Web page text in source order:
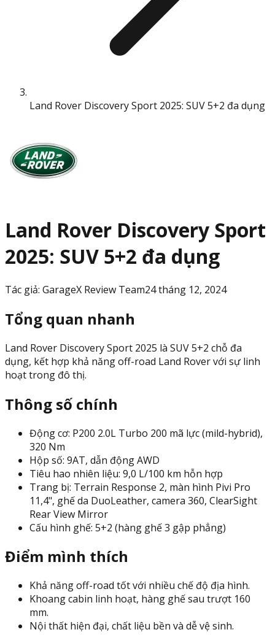
Land Rover Discovery Sport 2025: SUV 5+2 đa dụng
Land Rover Discovery Sport
2025: SUV 5+2 đa dụng
Tác giả: GarageX Review Team24 tháng 12, 2024
Tổng quan nhanh
Land Rover Discovery Sport 2025 là SUV 5+2 chỗ đa
dụng, kết hợp khả năng off-road Land Rover với sự linh
hoạt trong đô thị.
Thông số chính
Động cơ: P200 2.0L Turbo 200 mã lực (mild-hybrid),
320 Nm
Hộp số: 9AT, dẫn động AWD
Tiêu hao nhiên liệu: 9,0 L/100 km hỗn hợp
Trang bị: Terrain Response 2, màn hình Pivi Pro
11,4", ghế da DuoLeather, camera 360, ClearSight
Rear View Mirror
Cấu hình ghế: 5+2 (hàng ghế 3 gập phẳng)
Điểm mình thích
Khả năng off-road tốt với nhiều chế độ địa hình.
Khoang cabin linh hoạt, hàng ghế sau trượt 160
mm.
Nội thất hiện đại, chất liệu bền và dễ vệ sinh.